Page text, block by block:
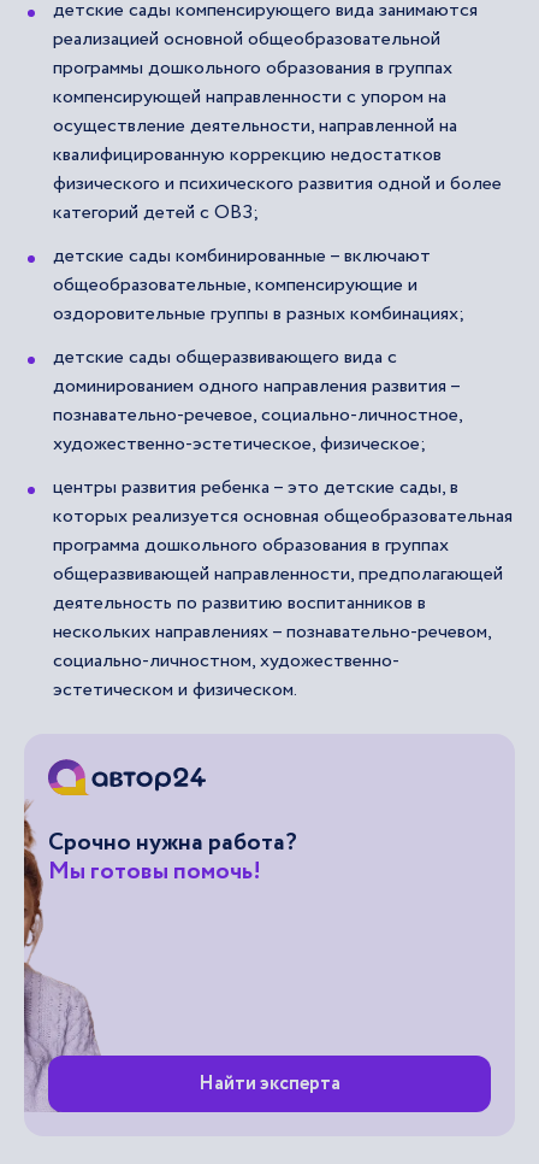
детские сады компенсирующего вида занимаются
реализацией основной общеобразовательной
программы дошкольного образования в группах
компенсирующей направленности с упором на
осуществление деятельности, направленной на
квалифицированную коррекцию недостатков
физического и психического развития одной и более
категорий детей с ОВЗ;
детские сады комбинированные – включают
общеобразовательные, компенсирующие и
оздоровительные группы в разных комбинациях;
детские сады общеразвивающего вида с
доминированием одного направления развития –
познавательно-речевое, социально-личностное,
художественно-эстетическое, физическое;
центры развития ребенка – это детские сады, в
которых реализуется основная общеобразовательная
программа дошкольного образования в группах
общеразвивающей направленности, предполагающей
деятельность по развитию воспитанников в
нескольких направлениях – познавательно-речевом,
социально-личностном, художественно-
эстетическом и физическом.
Срочно нужна работа?
Мы готовы помочь!
Найти эксперта